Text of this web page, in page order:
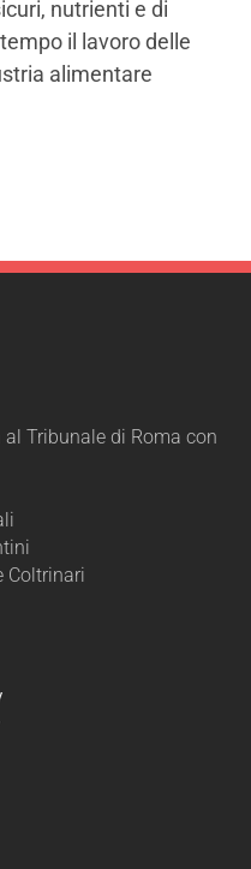
nutrienti e di
il lavoro delle
alimentare
Tribunale di Roma con
Coltrinari